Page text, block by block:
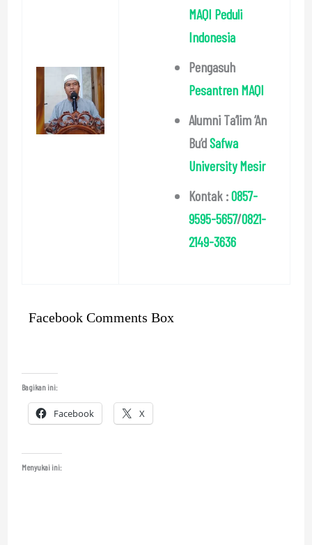
MAQI Peduli
Indonesia
Pengasuh
Pesantren MAQI
Alumni Ta’lim ‘An
Bu’dSafwa
University Mesir
Kontak :0857-
9595-5657/0821-
2149-3636
Facebook Comments Box
Bagikan ini:
Facebook X
Menyukai ini: